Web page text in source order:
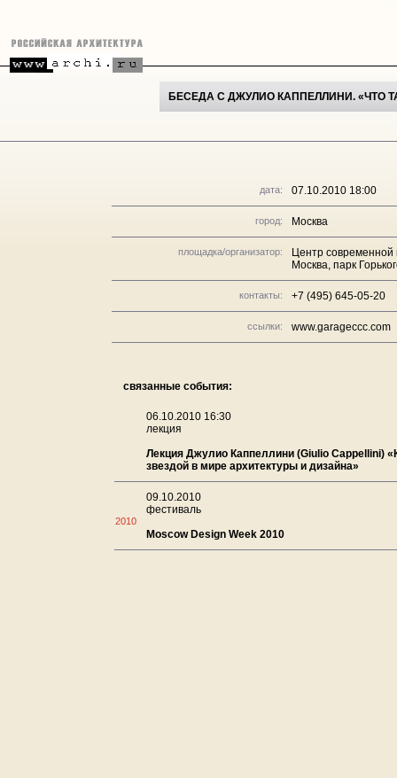
БЕСЕДА С ДЖУЛИО КАППЕЛЛИНИ. «ЧТО
дата: 07.10.2010 18:00
город: Москва
площадка/организатор:
Центр современной
Москва, парк
контакты: +7 (495) 645-05-20
ссылки: www.garageccc.com
связанные события:
06.10.2010 16:30
лекция
Лекция Джулио Каппеллини (Giulio Cappellini)
звездой в мире архитектуры и дизайна»
2010
09.10.2010
фестиваль
Moscow Design Week 2010